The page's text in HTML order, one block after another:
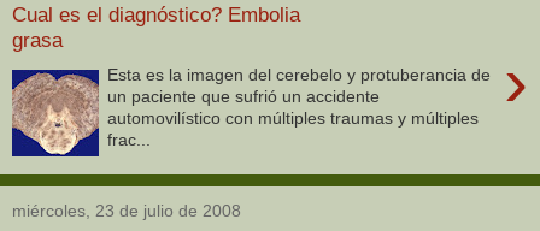
Cual es el diagnóstico? Embolia
grasa
›
Esta es la imagen del cerebelo y protuberancia de
un paciente que sufrió un accidente
automovilístico con múltiples traumas y múltiples
frac...
miércoles, 23 de julio de 2008